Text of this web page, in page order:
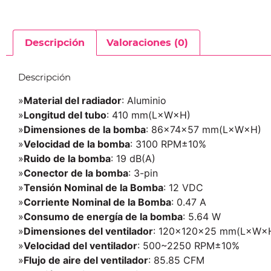
Descripción Valoraciones (0)
Descripción
»Material del radiador: Aluminio
»Longitud del tubo: 410 mm(L×W×H)
»Dimensiones de la bomba: 86×74×57 mm(L×W×H)
»Velocidad de la bomba: 3100 RPM±10%
»Ruido de la bomba: 19 dB(A)
»Conector de la bomba: 3-pin
»Tensión Nominal de la Bomba: 12 VDC
»Corriente Nominal de la Bomba: 0.47 A
»Consumo de energía de la bomba: 5.64 W
»Dimensiones del ventilador: 120×120×25
»Velocidad del ventilador: 500~2250 RPM±10%
»Flujo de aire del ventilador: 85.85 CFM